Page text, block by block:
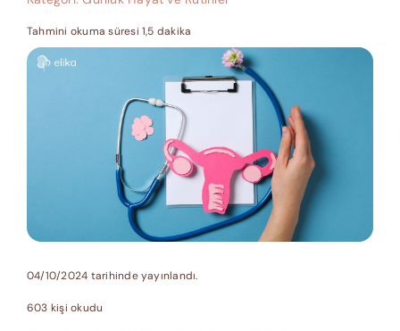
Tahmini okuma süresi 1,5 dakika
04/10/2024 tarihinde yayınlandı.
603 kişi okudu